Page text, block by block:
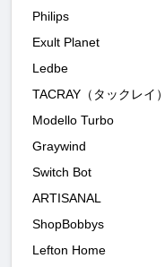
Philips
Exult Planet
Ledbe
TACRAY（タックレイ）
Modello Turbo
Graywind
Switch Bot
ARTISANAL
ShopBobbys
Lefton Home